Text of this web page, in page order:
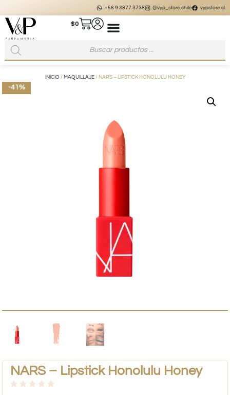
+56 9 3877 3738 @vyp_store.chile vypstore.cl
$0
INICIO / MAQUILLAJE/ NARS – LIPSTICK HONOLULU HONEY
-41%
NARS – Lipstick Honolulu Honey